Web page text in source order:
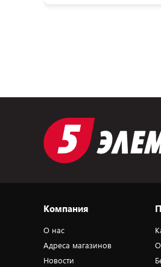
Компания
О нас
Адреса магазинов
Новости